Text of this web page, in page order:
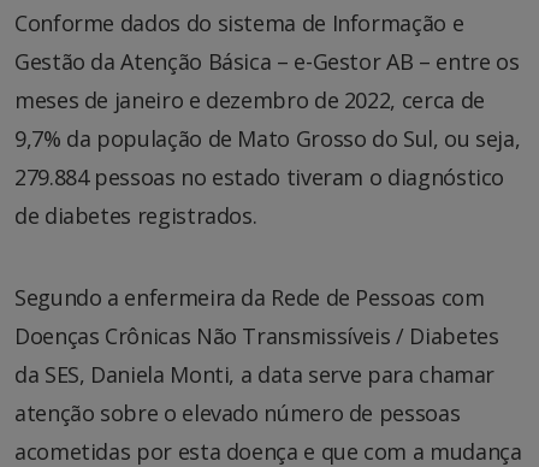
Conforme dados do sistema de Informação e
Gestão da Atenção Básica – e-Gestor AB – entre os
meses de janeiro e dezembro de 2022, cerca de
9,7% da população de Mato Grosso do Sul, ou seja,
279.884 pessoas no estado tiveram o diagnóstico
de diabetes registrados.
Segundo a enfermeira da Rede de Pessoas com
Doenças Crônicas Não Transmissíveis / Diabetes
da SES, Daniela Monti, a data serve para chamar
atenção sobre o elevado número de pessoas
acometidas por esta doença e que com a mudança